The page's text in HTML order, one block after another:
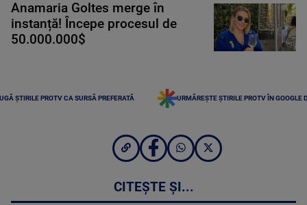
Anamaria Goltes merge în
instanță! Începe procesul de
50.000.000$
ȘTIRILE PROTV CA SURSĂ PREFERATĂ URMĂREȘTE ȘTIRILE PROTV ÎN GOOGLE
CITEȘTE ȘI...